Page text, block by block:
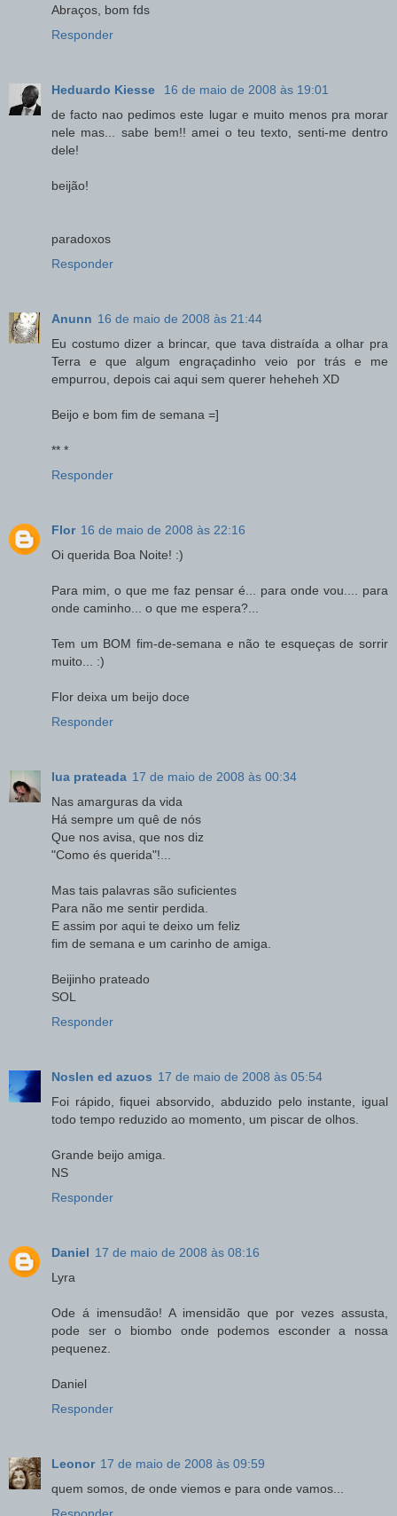
Abraços, bom fds
Responder
Heduardo Kiesse
16 de maio de 2008 às 19:01
de facto nao pedimos este lugar e muito menos pra morar
nele mas... sabe bem!! amei o teu texto, senti-me dentro
dele!
beijão!
paradoxos
Responder
Anunn 16 de maio de 2008 às 21:44
Eu costumo dizer a brincar, que tava distraída a olhar pra
Terra e que algum engraçadinho veio por trás e me
empurrou, depois cai aqui sem querer heheheh XD
Beijo e bom fim de semana =]
** *
Responder
Flor 16 de maio de 2008 às 22:16
Oi querida Boa Noite! :)
Para mim, o que me faz pensar é... para onde vou.... para
onde caminho... o que me espera?...
Tem um BOM fim-de-semana e não te esqueças de sorrir
muito... :)
Flor deixa um beijo doce
Responder
lua prateada 17 de maio de 2008 às 00:34
Nas amarguras da vida
Há sempre um quê de nós
Que nos avisa, que nos diz
"Como és querida"!...
Mas tais palavras são suficientes
Para não me sentir perdida.
E assim por aqui te deixo um feliz
fim de semana e um carinho de amiga.
Beijinho prateado
SOL
Responder
Noslen ed azuos 17 de maio de 2008 às 05:54
Foi rápido, fiquei absorvido, abduzido pelo instante, igual
todo tempo reduzido ao momento, um piscar de olhos.
Grande beijo amiga.
NS
Responder
Daniel 17 de maio de 2008 às 08:16
Lyra
Ode á imensudão! A imensidão que por vezes assusta,
pode ser o biombo onde podemos esconder a nossa
pequenez.
Daniel
Responder
Leonor 17 de maio de 2008 às 09:59
quem somos, de onde viemos e para onde vamos...
Responder